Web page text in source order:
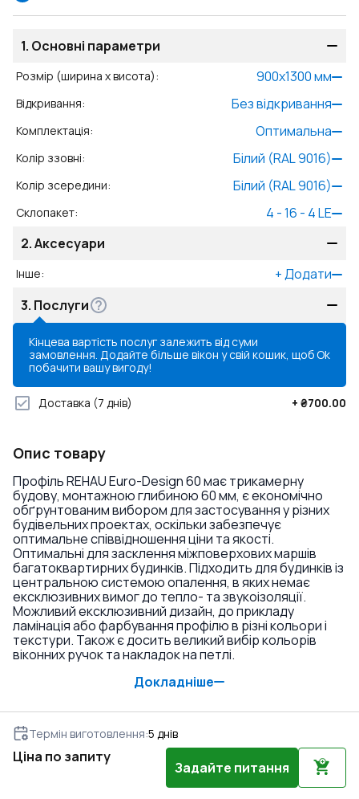
1. Основні параметри
Розмір (ширина x висота): 900x1300мм
Відкривання: Без відкривання
Комплектація: Оптимальна
Колір ззовні: Білий (RAL 9016)
Колір зсередини: Білий (RAL 9016)
Склопакет:
4 - 16 - 4 LE
2.Аксесуари
Інше: +Додати
3. Послуги
Кінцева вартість послуг залежить від суми
замовлення. Додайте більше вікон у свій кошик, щоб
побачити вашу вигоду!
Ok
Доставка (7 днів) + ₴700.00
Опис товару
Профіль REHAU Euro-Design 60 має трикамерну
будову, монтажною глибиною 60 мм, є економічно
обґрунтованим вибором для застосування у різних
будівельних проектах, оскільки забезпечує
оптимальне співвідношення ціни та якості.
Оптимальні для засклення міжповерхових маршів
багатоквартирних будинків. Підходить для будинків із
центральною системою опалення, в яких немає
ексклюзивних вимог до тепло- та звукоізоляції.
Можливий ексклюзивний дизайн, до прикладу
ламінація або фарбування профілю в різні кольори і
текстури. Також є досить великий вибір кольорів
віконних ручок та накладок на петлі.
Докладніше
Термін виготовлення:5 днів
Ціна по запиту
Задайте питання